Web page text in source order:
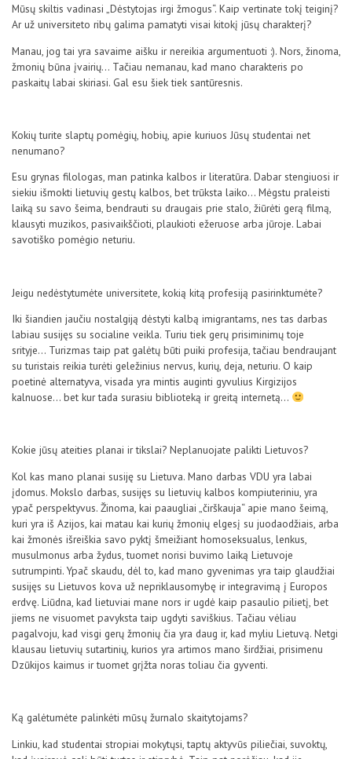
Mūsų skiltis vadinasi „Dėstytojas irgi žmogus“. Kaip vertinate tokį teiginį?
Ar už universiteto ribų galima pamatyti visai kitokį jūsų charakterį?
Manau, jog tai yra savaime aišku ir nereikia argumentuoti :). Nors, žinoma,
žmonių būna įvairių… Tačiau nemanau, kad mano charakteris po
paskaitų labai skiriasi. Gal esu šiek tiek santūresnis.
Kokių turite slaptų pomėgių, hobių, apie kuriuos Jūsų studentai net
nenumano?
Esu grynas filologas, man patinka kalbos ir literatūra. Dabar stengiuosi ir
siekiu išmokti lietuvių gestų kalbos, bet trūksta laiko… Mėgstu praleisti
laiką su savo šeima, bendrauti su draugais prie stalo, žiūrėti gerą filmą,
klausyti muzikos, pasivaikščioti, plaukioti ežeruose arba jūroje. Labai
savotiško pomėgio neturiu.
Jeigu nedėstytumėte universitete, kokią kitą profesiją pasirinktumėte?
Iki šiandien jaučiu nostalgiją dėstyti kalbą imigrantams, nes tas darbas
labiau susijęs su socialine veikla. Turiu tiek gerų prisiminimų toje
srityje… Turizmas taip pat galėtų būti puiki profesija, tačiau bendraujant
su turistais reikia turėti geležinius nervus, kurių, deja, neturiu. O kaip
poetinė alternatyva, visada yra mintis auginti gyvulius Kirgizijos
kalnuose… bet kur tada surasiu biblioteką ir greitą internetą…
Kokie jūsų ateities planai ir tikslai? Neplanuojate palikti Lietuvos?
Kol kas mano planai susiję su Lietuva. Mano darbas VDU yra labai
įdomus. Mokslo darbas, susijęs su lietuvių kalbos kompiuteriniu, yra
ypač perspektyvus. Žinoma, kai paaugliai „čirškauja“ apie mano šeimą,
kuri yra iš Azijos, kai matau kai kurių žmonių elgesį su juodaodžiais, arba
kai žmonės išreiškia savo pyktį šmeižiant homoseksualus, lenkus,
musulmonus arba žydus, tuomet norisi buvimo laiką Lietuvoje
sutrumpinti. Ypač skaudu, dėl to, kad mano gyvenimas yra taip glaudžiai
susijęs su Lietuvos kova už nepriklausomybę ir integravimą į Europos
erdvę. Liūdna, kad lietuviai mane nors ir ugdė kaip pasaulio pilietį, bet
jiems ne visuomet pavyksta taip ugdyti saviškius. Tačiau vėliau
pagalvoju, kad visgi gerų žmonių čia yra daug ir, kad myliu Lietuvą. Netgi
klausau lietuvių sutartinių, kurios yra artimos mano širdžiai, prisimenu
Dzūkijos kaimus ir tuomet grįžta noras toliau čia gyventi.
Ką galėtumėte palinkėti mūsų žurnalo skaitytojams?
Linkiu, kad studentai stropiai mokytųsi, taptų aktyvūs piliečiai, suvoktų,